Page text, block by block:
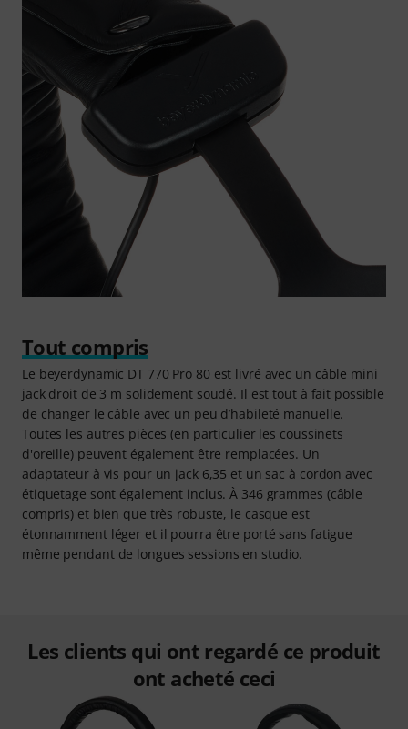
Tout compris
Le beyerdynamic DT 770 Pro 80 est livré avec un câble mini
jack droit de 3 m solidement soudé. Il est tout à fait possible
de changer le câble avec un peu d’habileté manuelle.
Toutes les autres pièces (en particulier les coussinets
d'oreille) peuvent également être remplacées. Un
adaptateur à vis pour un jack 6,35 et un sac à cordon avec
étiquetage sont également inclus. À 346 grammes (câble
compris) et bien que très robuste, le casque est
étonnamment léger et il pourra être porté sans fatigue
même pendant de longues sessions en studio.
Les clients qui ont regardé ce produit
ont acheté ceci